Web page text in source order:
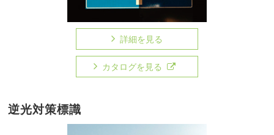
詳細を見る
カタログを見る
逆光対策標識